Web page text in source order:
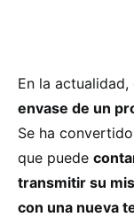
En la actualidad,
envase de un
Se ha
que puede
transmitir su
con una nueva